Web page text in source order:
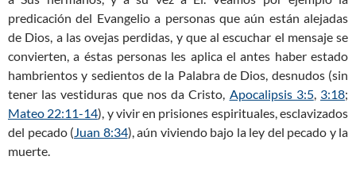
predicación del Evangelio a personas que aún están alejadas
de Dios, a las ovejas perdidas, y que al escuchar el mensaje se
convierten, a éstas personas les aplica el antes haber estado
hambrientos y sedientos de la Palabra de Dios, desnudos (sin
tener las vestiduras que nos da Cristo, Apocalipsis 3:5, 3:18;
Mateo 22:11-14), y vivir en prisiones espirituales, esclavizados
del pecado (Juan 8:34), aún viviendo bajo la ley del pecado y la
muerte.